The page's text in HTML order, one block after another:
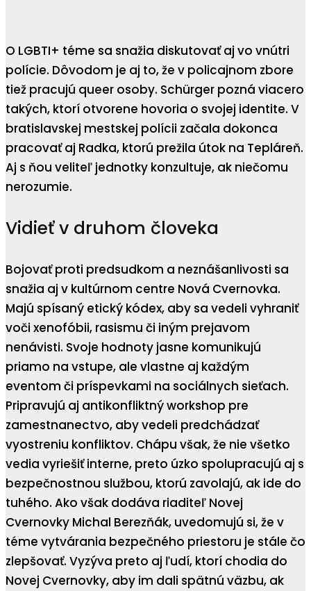
O LGBTI+ téme sa snažia diskutovať aj vo vnútri
polície. Dôvodom je aj to, že v policajnom zbore
tiež pracujú queer osoby. Schürger pozná viacero
takých, ktorí otvorene hovoria o svojej identite. V
bratislavskej mestskej polícii začala dokonca
pracovať aj Radka, ktorú prežila útok na Tepláreň.
Aj s ňou veliteľ jednotky konzultuje, ak niečomu
nerozumie.
Vidieť v druhom človeka
Bojovať proti predsudkom a neznášanlivosti sa
snažia aj v kultúrnom centre Nová Cvernovka.
Majú spísaný etický kódex, aby sa vedeli vyhraniť
voči xenofóbii, rasismu či iným prejavom
nenávisti. Svoje hodnoty jasne komunikujú
priamo na vstupe, ale vlastne aj každým
eventom či príspevkami na sociálnych sieťach.
Pripravujú aj antikonfliktný workshop pre
zamestnanectvo, aby vedeli predchádzať
vyostreniu konfliktov. Chápu však, že nie všetko
vedia vyriešiť interne, preto úzko spolupracujú aj s
bezpečnostnou službou, ktorú zavolajú, ak ide do
tuhého. Ako však dodáva riaditeľ Novej
Cvernovky Michal Berezňák, uvedomujú si, že v
téme vytvárania bezpečného priestoru je stále čo
zlepšovať. Vyzýva preto aj ľudí, ktorí chodia do
Novej Cvernovky, aby im dali spätnú väzbu, ak